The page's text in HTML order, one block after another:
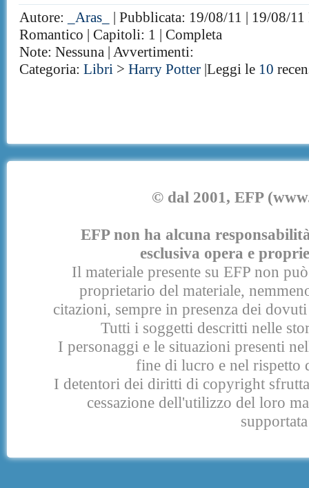
Autore:
_Aras_
| Pubblicata: 19/08/11 | 19/08/
Romantico | Capitoli: 1 | Completa
Note: Nessuna | Avvertimenti:
Categoria:Libri >Harry Potter |Leggi le 10
© dal 2001, EFP
EFP non ha alcuna
esclusiva opera e
Il materiale presente su EFP non
proprietario del materiale,
citazioni, sempre in presenza dei
Tutti i soggetti descritti nelle
I personaggi e le situazioni presenti
fine di lucro e nel rispetto
I detentori dei diritti di copyright
cessazione dell'utilizzo del loro